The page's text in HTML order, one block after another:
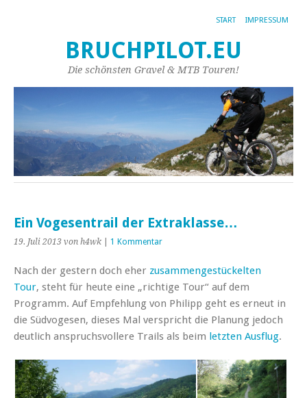
START IMPRESSUM
BRUCHPILOT.EU
Die schönsten Gravel & MTB Touren!
Ein Vogesentrail der Extraklasse…
19. Juli 2013 von h4wk 1 Kommentar
Nach der gestern doch eher zusammengestückelten
Tour, steht für heute eine „richtige Tour“ auf dem
Programm. Auf Empfehlung von Philipp geht es erneut in
die Südvogesen, dieses Mal verspricht die Planung jedoch
deutlich anspruchsvollere Trails als beim letzten Ausflug.